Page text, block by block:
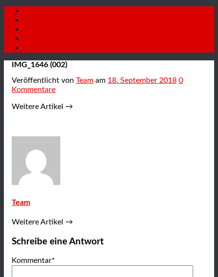
IMG_1646 (002)
Veröffentlicht von Team am 18. September 2018 0
Kommentare
Weitere Artikel →
Team
Weitere Artikel →
Schreibe eine Antwort
Kommentar*